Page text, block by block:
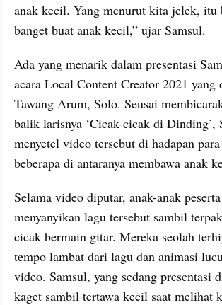
anak kecil. Yang menurut kita jelek, itu
banget buat anak kecil,” ujar Samsul.
Ada yang menarik dalam presentasi
acara Local Content Creator 2021
Tawang Arum, Solo. Seusai
balik larisnya ‘Cicak-cicak di Dinding’,
menyetel video tersebut di hadapan
beberapa di antaranya membawa anak
Selama video diputar, anak-anak
menyanyikan lagu tersebut sambil
cicak bermain gitar. Mereka seolah
tempo lambat dari lagu dan animasi
video. Samsul, yang sedang presentasi
kaget sambil tertawa kecil saat melihat